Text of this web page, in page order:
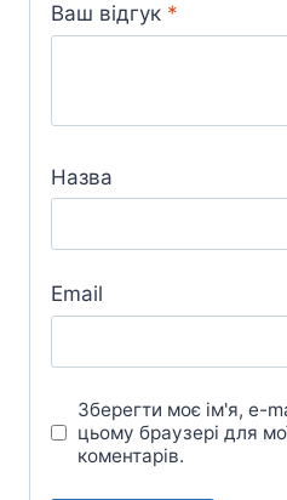
Ваш відгук *
Назва
Email
Зберегти моє ім'я, e-
цьому браузері для
коментарів.